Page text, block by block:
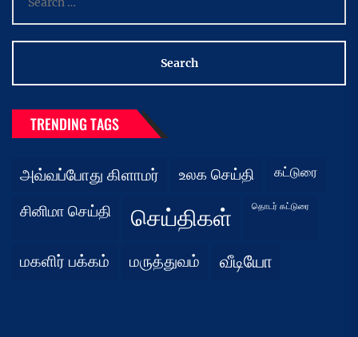
for:
TRENDING TAGS
அவ்வப்போது கிளாமர் உலக செய்தி கட்டுரை
சினிமா செய்தி செய்திகள் தொடர் கட்டுரை
மகளிர் பக்கம் மருத்துவம் வீடியோ